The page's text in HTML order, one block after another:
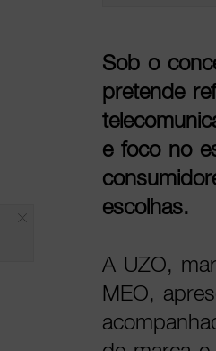
Sob o
pretende
e foco no
escolhas.
A UZO,
MEO,